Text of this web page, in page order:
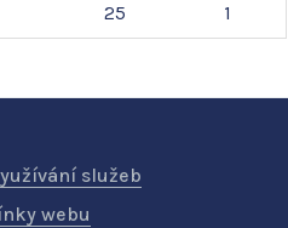
25 1
služeb
webu